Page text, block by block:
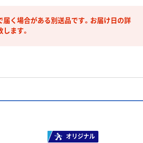
く場合がある別送品です。お届け日の詳
ます。
オリジナル